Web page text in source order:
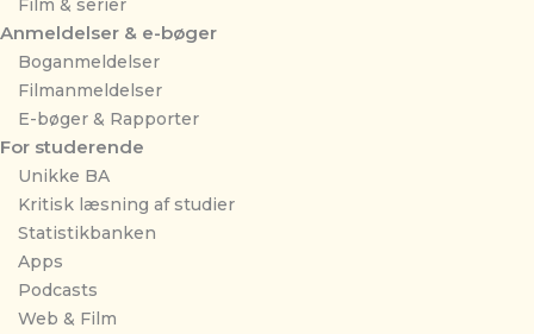
Film & serier
Anmeldelser & e-bøger
Boganmeldelser
Filmanmeldelser
E-bøger & Rapporter
For studerende
Unikke BA
Kritisk læsning af studier
Statistikbanken
Apps
Podcasts
Web & Film